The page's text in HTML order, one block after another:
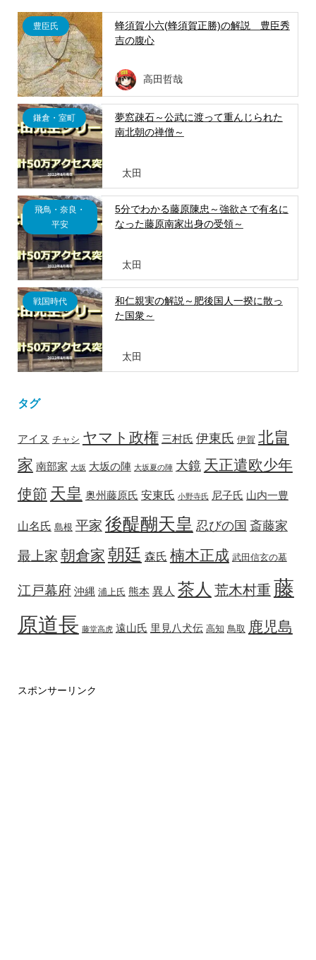
豊臣氏
蜂須賀小六(蜂須賀正勝)の解説 豊臣秀
吉の腹心
高田哲哉
鎌倉・室町
夢窓疎石～公武に渡って重んじられた
南北朝の禅僧～
太田
飛鳥・奈良・
平安
5分でわかる藤原陳忠～強欲さで有名に
なった藤原南家出身の受領～
太田
戦国時代
和仁親実の解説～肥後国人一揆に散っ
た国衆～
太田
タグ
アイヌ チャシ ヤマト政権 三村氏 伊東氏 伊賀 北畠
家 南部家 大坂 大坂の陣 大坂夏の陣 大鏡 天正遣欧少年
使節 天皇 奥州藤原氏 安東氏 小野寺氏 尼子氏 山内一豊
山名氏 島根 平家 後醍醐天皇 忍びの国 斎藤家
最上家 朝倉家 朝廷 森氏 楠木正成 武田信玄の墓
江戸幕府 沖縄 浦上氏 熊本 異人 茶人 荒木村重 藤
原道長 藤堂高虎 遠山氏 里見八犬伝 高知 鳥取 鹿児島
スポンサーリンク